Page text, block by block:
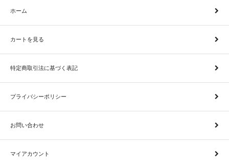
ホーム
カートを見る
特定商取引法に基づく表記
プライバシーポリシー
お問い合わせ
マイアカウント